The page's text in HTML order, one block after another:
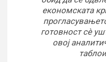
економската
готовност сè
овој